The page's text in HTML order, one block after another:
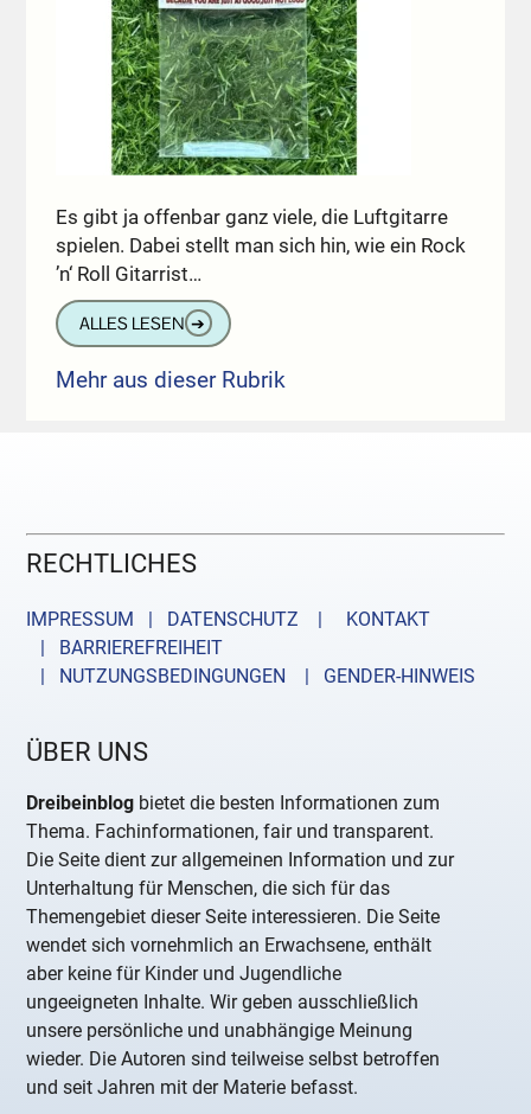
Es gibt ja offenbar ganz viele, die Luftgitarre
spielen. Dabei stellt man sich hin, wie ein Rock
’n‘ Roll Gitarrist…
ALLES LESEN ➔
Mehr aus dieser Rubrik
RECHTLICHES
IMPRESSUM | DATENSCHUTZ |
KONTAKT
| BARRIEREFREIHEIT
| NUTZUNGSBEDINGUNGEN
| GENDER-HINWEIS
ÜBER UNS
Dreibeinblog bietet die besten Informationen zum
Thema. Fachinformationen, fair und transparent.
Die Seite dient zur allgemeinen Information und zur
Unterhaltung für Menschen, die sich für das
Themengebiet dieser Seite interessieren. Die Seite
wendet sich vornehmlich an Erwachsene, enthält
aber keine für Kinder und Jugendliche
ungeeigneten Inhalte. Wir geben ausschließlich
unsere persönliche und unabhängige Meinung
wieder. Die Autoren sind teilweise selbst betroffen
und seit Jahren mit der Materie befasst.